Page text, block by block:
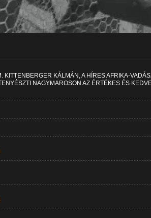
KITTENBERGER KÁLMÁN, A HÍRES AFRIKA-
NAGYMAROSON AZ ÉRTÉKES ÉS